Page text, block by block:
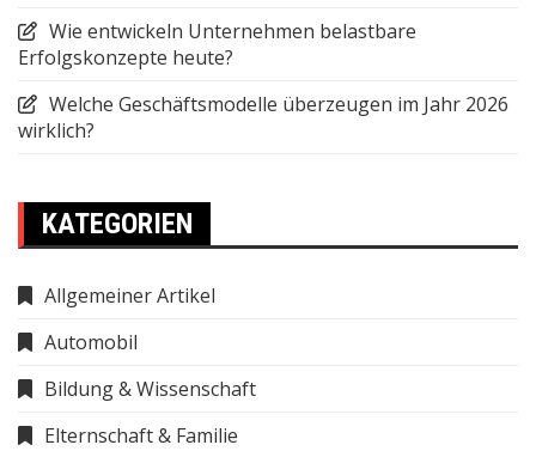
Wie entwickeln Unternehmen belastbare
Erfolgskonzepte heute?
Welche Geschäftsmodelle überzeugen im Jahr 2026
wirklich?
KATEGORIEN
Allgemeiner Artikel
Automobil
Bildung & Wissenschaft
Elternschaft & Familie